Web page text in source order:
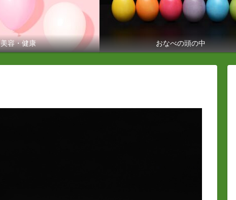
美容・健康 おなべの頭の中